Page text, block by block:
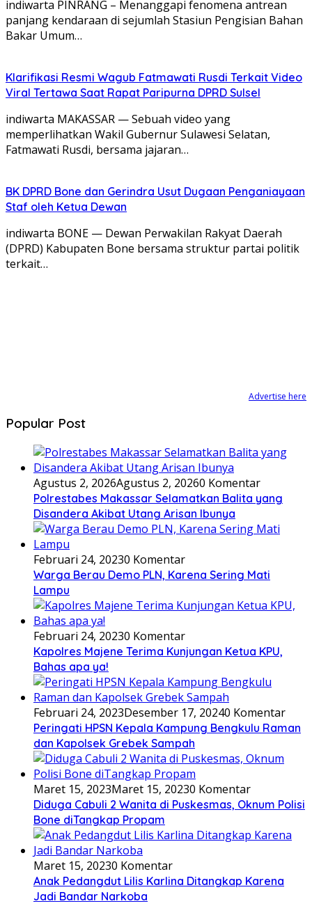
‎indiwarta ​PINRANG – Menanggapi fenomena antrean
panjang kendaraan di sejumlah Stasiun Pengisian Bahan
Bakar Umum…
Klarifikasi Resmi Wagub Fatmawati Rusdi Terkait Video
Viral Tertawa Saat Rapat Paripurna DPRD Sulsel
indiwarta MAKASSAR — Sebuah video yang
memperlihatkan Wakil Gubernur Sulawesi Selatan,
Fatmawati Rusdi, bersama jajaran…
BK DPRD Bone dan Gerindra Usut Dugaan Penganiayaan
Staf oleh Ketua Dewan
indiwarta BONE — Dewan Perwakilan Rakyat Daerah
(DPRD) Kabupaten Bone bersama struktur partai politik
terkait…
Advertise here
Popular Post
Agustus 2, 2026Agustus 2, 20260 Komentar
Polrestabes Makassar Selamatkan Balita yang
Disandera Akibat Utang Arisan Ibunya
Februari 24, 20230 Komentar
Warga Berau Demo PLN, Karena Sering Mati
Lampu
Februari 24, 20230 Komentar
Kapolres Majene Terima Kunjungan Ketua KPU,
Bahas apa ya!
Februari 24, 2023Desember 17, 20240 Komentar
Peringati HPSN Kepala Kampung Bengkulu Raman
dan Kapolsek Grebek Sampah
Maret 15, 2023Maret 15, 20230 Komentar
Diduga Cabuli 2 Wanita di Puskesmas, Oknum Polisi
Bone diTangkap Propam
Maret 15, 20230 Komentar
Anak Pedangdut Lilis Karlina Ditangkap Karena
Jadi Bandar Narkoba